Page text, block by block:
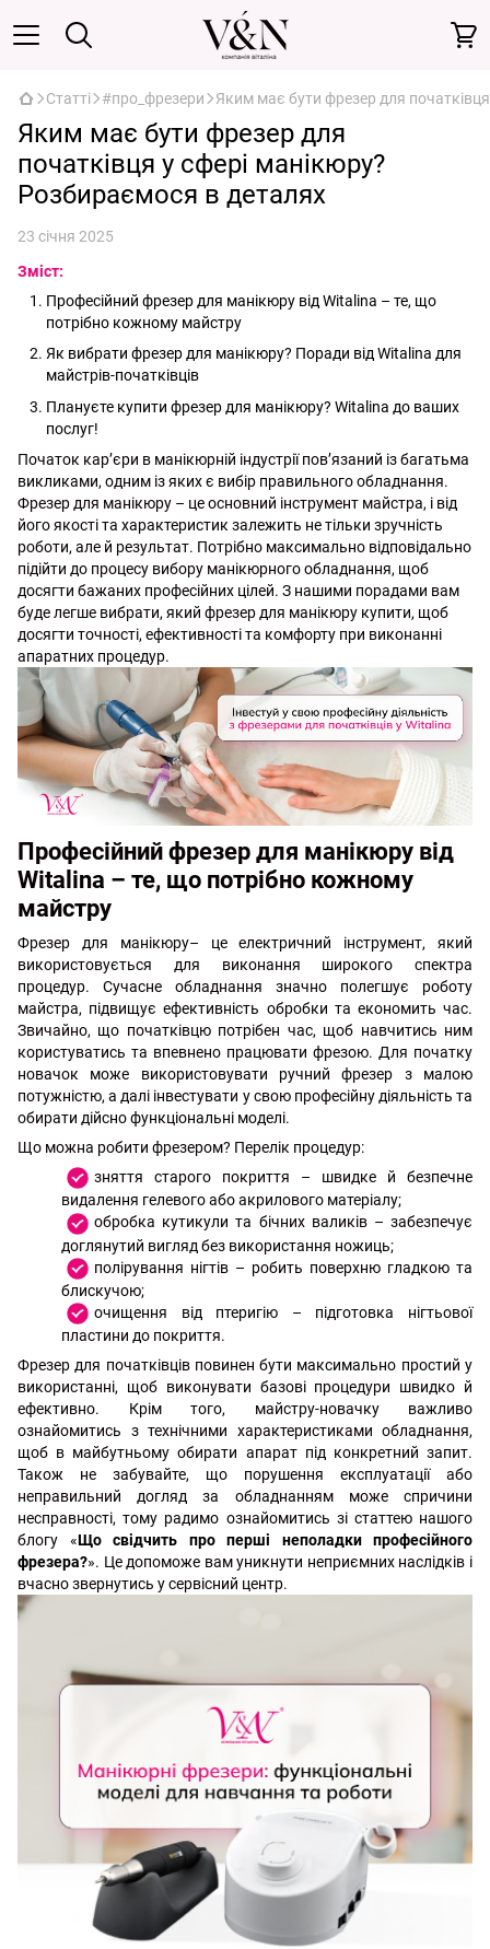
Статті #про_фрезери Яким має бути фрезер для
Яким має бути фрезер для
початківця у сфері манікюру?
Розбираємося в деталях
23 січня 2025
Зміст:
Професійний фрезер для манікюру від Witalina – те, що
потрібно кожному майстру
Як вибрати фрезер для манікюру? Поради від Witalina для
майстрів-початківців
Плануєте купити фрезер для манікюру? Witalina до ваших
послуг!
Початок кар’єри в манікюрній індустрії пов’язаний із багатьма
викликами, одним із яких є вибір правильного обладнання.
Фрезер для манікюру – це основний інструмент майстра, і від
його якості та характеристик залежить не тільки зручність
роботи, але й результат. Потрібно максимально відповідально
підійти до процесу вибору манікюрного обладнання, щоб
досягти бажаних професійних цілей. З нашими порадами вам
буде легше вибрати, який фрезер для манікюру купити, щоб
досягти точності, ефективності та комфорту при виконанні
апаратних процедур.
Професійний фрезер для манікюру від
Witalina – те, що потрібно кожному
майстру
Фрезер для манікюру– це електричний інструмент, який
використовується для виконання широкого спектра
процедур. Сучасне обладнання значно полегшує роботу
майстра, підвищує ефективність обробки та економить час.
Звичайно, що початківцю потрібен час, щоб навчитись ним
користуватись та впевнено працювати фрезою. Для початку
новачок може використовувати ручний фрезер з малою
потужністю, а далі інвестувати у свою професійну діяльність та
обирати дійсно функціональні моделі.
Що можна робити фрезером? Перелік процедур:
зняття старого покриття – швидке й безпечне
видалення гелевого або акрилового матеріалу;
обробка кутикули та бічних валиків – забезпечує
доглянутий вигляд без використання ножиць;
полірування нігтів – робить поверхню гладкою та
блискучою;
очищення від птеригію – підготовка нігтьової
пластини до покриття.
Фрезер для початківців повинен бути максимально простий у
використанні, щоб виконувати базові процедури швидко й
ефективно. Крім того, майстру-новачку важливо
ознайомитись з технічними характеристиками обладнання,
щоб в майбутньому обирати апарат під конкретний запит.
Також не забувайте, що порушення експлуатації або
неправильний догляд за обладнанням може спричини
несправності, тому радимо ознайомитись зі статтею нашого
блогу «Що свідчить про перші неполадки професійного
фрезера?». Це допоможе вам уникнути неприємних наслідків і
вчасно звернутись у сервісний центр.